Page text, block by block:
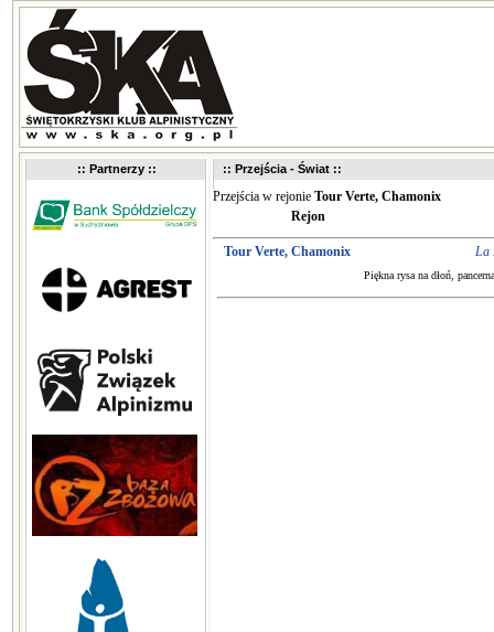
:: Partnerzy :: :: Przejścia - Świat ::
Przejścia w rejonie Tour Verte, Chamonix
Rejon
Tour Verte, Chamonix La
Piękna rysa na dłoń,